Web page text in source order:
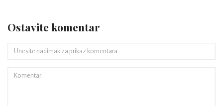
Ostavite komentar